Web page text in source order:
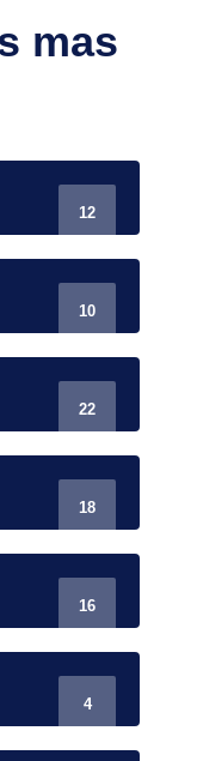
mas
12
10
22
18
16
4